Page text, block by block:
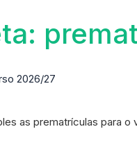
2026/27
as prematrículas para